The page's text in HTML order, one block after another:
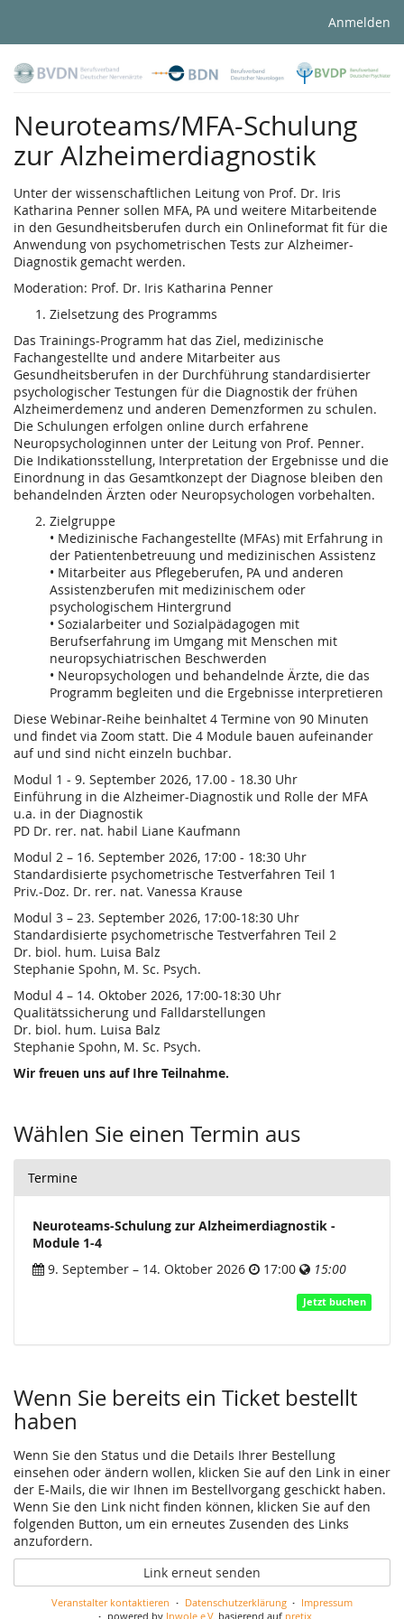
Anmelden
Neuroteams/MFA-Schulung
zur Alzheimerdiagnostik
Unter der wissenschaftlichen Leitung von Prof. Dr. Iris
Katharina Penner sollen MFA, PA und weitere Mitarbeitende
in den Gesundheitsberufen durch ein Onlineformat fit für die
Anwendung von psychometrischen Tests zur Alzheimer-
Diagnostik gemacht werden.
Moderation: Prof. Dr. Iris Katharina Penner
Zielsetzung des Programms
Das Trainings-Programm hat das Ziel, medizinische
Fachangestellte und andere Mitarbeiter aus
Gesundheitsberufen in der Durchführung standardisierter
psychologischer Testungen für die Diagnostik der frühen
Alzheimerdemenz und anderen Demenzformen zu schulen.
Die Schulungen erfolgen online durch erfahrene
Neuropsychologinnen unter der Leitung von Prof. Penner.
Die Indikationsstellung, Interpretation der Ergebnisse und die
Einordnung in das Gesamtkonzept der Diagnose bleiben den
behandelnden Ärzten oder Neuropsychologen vorbehalten.
Zielgruppe
• Medizinische Fachangestellte (MFAs) mit Erfahrung in
der Patientenbetreuung und medizinischen Assistenz
• Mitarbeiter aus Pflegeberufen, PA und anderen
Assistenzberufen mit medizinischem oder
psychologischem Hintergrund
• Sozialarbeiter und Sozialpädagogen mit
Berufserfahrung im Umgang mit Menschen mit
neuropsychiatrischen Beschwerden
• Neuropsychologen und behandelnde Ärzte, die das
Programm begleiten und die Ergebnisse interpretieren
Diese Webinar-Reihe beinhaltet 4 Termine von 90 Minuten
und findet via Zoom statt. Die 4 Module bauen aufeinander
auf und sind nicht einzeln buchbar.
Modul 1 - 9. September 2026, 17.00 - 18.30 Uhr
Einführung in die Alzheimer-Diagnostik und Rolle der MFA
u.a. in der Diagnostik
PD Dr. rer. nat. habil Liane Kaufmann
Modul 2 – 16. September 2026, 17:00 - 18:30 Uhr
Standardisierte psychometrische Testverfahren Teil 1
Priv.-Doz. Dr. rer. nat. Vanessa Krause
Modul 3 – 23. September 2026, 17:00-18:30 Uhr
Standardisierte psychometrische Testverfahren Teil 2
Dr. biol. hum. Luisa Balz
Stephanie Spohn, M. Sc. Psych.
Modul 4 – 14. Oktober 2026, 17:00-18:30 Uhr
Qualitätssicherung und Falldarstellungen
Dr. biol. hum. Luisa Balz
Stephanie Spohn, M. Sc. Psych.
Wir freuen uns auf Ihre Teilnahme.
Wählen Sie einen Termin aus
Termine
Neuroteams-Schulung zur Alzheimerdiagnostik -
Module 1-4
9. September – 14. Oktober 2026 17:00 15:00
Jetzt buchen
Wenn Sie bereits ein Ticket bestellt
haben
Wenn Sie den Status und die Details Ihrer Bestellung
einsehen oder ändern wollen, klicken Sie auf den Link in einer
der E-Mails, die wir Ihnen im Bestellvorgang geschickt haben.
Wenn Sie den Link nicht finden können, klicken Sie auf den
folgenden Button, um ein erneutes Zusenden des Links
anzufordern.
Link erneut senden
Veranstalter kontaktieren Datenschutzerklärung
Impressum
powered by Inwole e.V. basierend auf pretix